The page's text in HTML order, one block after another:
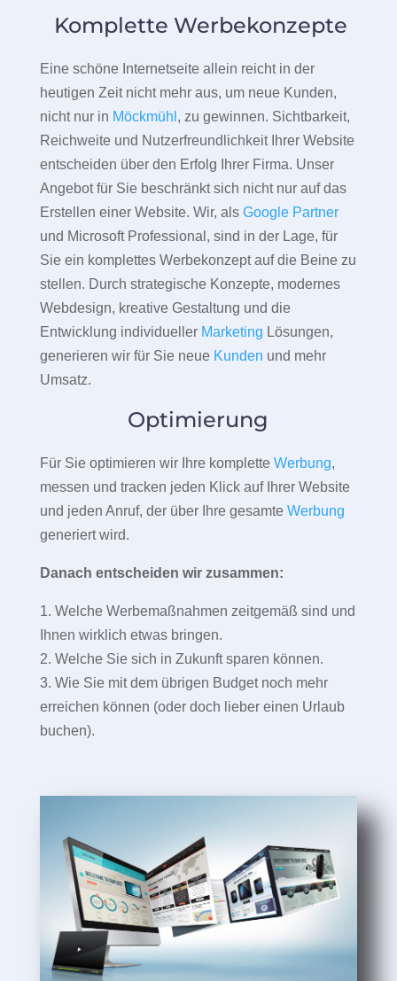
Komplette Werbekonzepte
Eine schöne Internetseite allein reicht in der
heutigen Zeit nicht mehr aus, um neue Kunden,
nicht nur in Möckmühl , zu gewinnen. Sichtbarkeit,
Reichweite und Nutzerfreundlichkeit Ihrer Website
entscheiden über den Erfolg Ihrer Firma. Unser
Angebot für Sie beschränkt sich nicht nur auf das
Erstellen einer Website. Wir, als Google Partner
und Microsoft Professional, sind in der Lage, für
Sie ein komplettes Werbekonzept auf die Beine zu
stellen. Durch strategische Konzepte, modernes
Webdesign, kreative Gestaltung und die
Entwicklung individueller Marketing Lösungen,
generieren wir für Sie neue Kunden und mehr
Umsatz.
Optimierung
Für Sie optimieren wir Ihre komplette Werbung,
messen und tracken jeden Klick auf Ihrer Website
und jeden Anruf, der über Ihre gesamte Werbung
generiert wird.
Danach entscheiden wir zusammen:
1. Welche Werbemaßnahmen zeitgemäß sind und
Ihnen wirklich etwas bringen.
2. Welche Sie sich in Zukunft sparen können.
3. Wie Sie mit dem übrigen Budget noch mehr
erreichen können (oder doch lieber einen Urlaub
buchen).